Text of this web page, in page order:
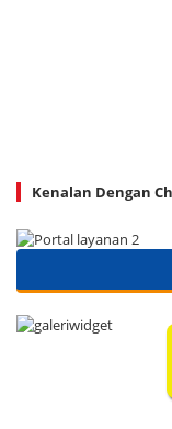
Kenalan Dengan